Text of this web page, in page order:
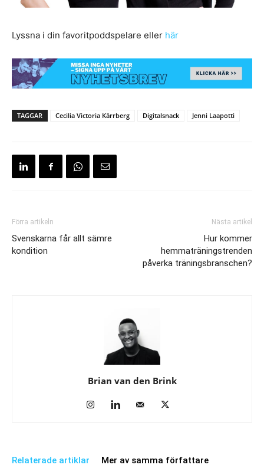
Lyssna i din favoritpoddspelare eller här
TAGGAR Cecilia Victoria Kärrberg Digitalsnack Jenni Laapotti
Förra artikeln
Svenskarna får allt sämre
kondition
Nästa artikel
Hur kommer
hemmaträningstrenden
påverka träningsbranschen?
Brian van den Brink
Relaterade artiklar Mer av samma författare